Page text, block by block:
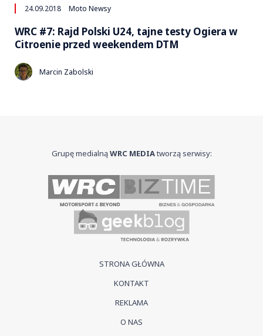
24.09.2018 Moto Newsy
WRC #7: Rajd Polski U24, tajne testy Ogiera w
Citroenie przed weekendem DTM
Marcin Zabolski
Grupę medialnąWRC MEDIAtworzą serwisy:
STRONA GŁÓWNA
KONTAKT
REKLAMA
O NAS